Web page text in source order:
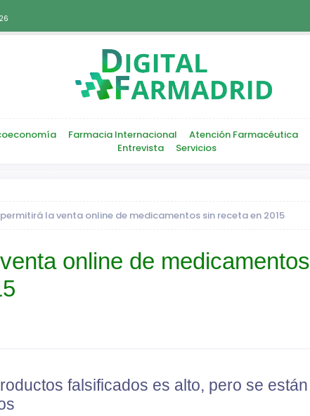
Farmacia Internacional Atención Farmacéutica
Entrevista
Servicios
la venta online de medicamentos sin receta en 2015
online de medicamentos
falsificados es alto, pero se están